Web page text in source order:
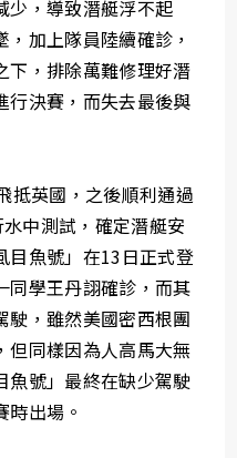
少，導致潛艇浮不起
加上隊員陸續確診，
下，排除萬難修理好潛
行決賽，而失去最後與
抵英國，之後順利通過
中測試，確定潛艇安
目魚號」在13日正式登
同學王丹詡確診，而其
駛，雖然美國密西根團
但同樣因為人高馬大無
魚號」最終在缺少駕駛
出場。